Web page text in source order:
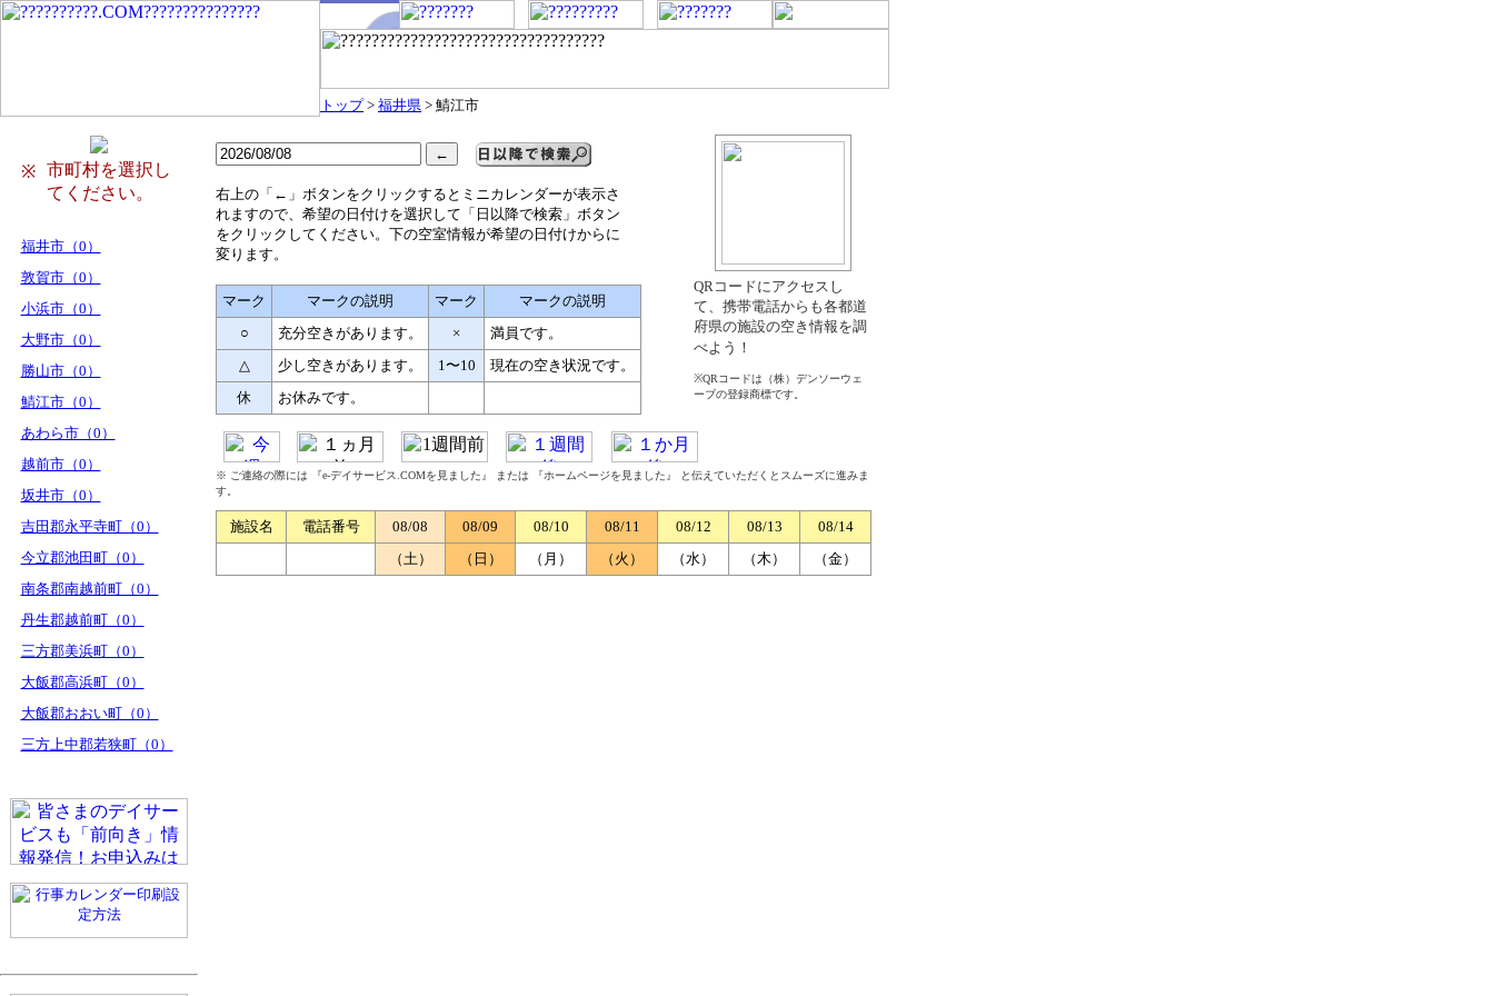
トップ> 福井県 > 鯖江市
※
市町村を選択し
てください。
福井市（0）
敦賀市（0）
小浜市（0）
大野市（0）
勝山市（0）
鯖江市（0）
あわら市（0）
越前市（0）
坂井市（0）
吉田郡永平寺町（0）
今立郡池田町（0）
南条郡南越前町（0）
丹生郡越前町（0）
三方郡美浜町（0）
大飯郡高浜町（0）
大飯郡おおい町（0）
三方上中郡若狭町（0）
右上の「←」ボタンをクリックするとミニカレンダーが表示さ
れますので、希望の日付けを選択して「日以降で検索」ボタン
をクリックしてください。下の空室情報が希望の日付けからに
変ります。
マーク マークの説明 マーク
マークの説明
○
充分空きがあります。 ×
満員です。
△
少し空きがあります。 1〜10
現在の空き状況です。
休
お休みです。
QRコードにアクセスし
て、携帯電話からも各都道
府県の施設の空き情報を調
べよう！
※QRコードは（株）デンソーウェ
ーブの登録商標です。
※ ご連絡の際には 『e-デイサービス.COMを見ました』 または 『ホームページを見ました』 と伝えていただくとスムーズに進みま
す。
施設名 電話番号 08/08 08/09 08/10 08/11 08/12 08/13
08/14
（土）
（日） （月） （火） （水） （木） （金）